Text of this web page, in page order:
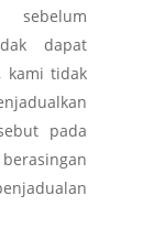
sebelum
dapat
kami tidak
pada